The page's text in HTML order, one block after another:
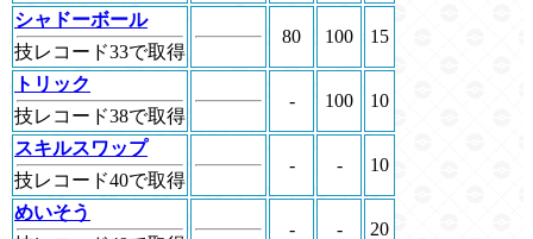
シャドーボール
技レコード33で取得
80 100 15
トリック
技レコード38で取得
- 100 10
スキルスワップ
技レコード40で取得
- - 10
めいそう
- - 20